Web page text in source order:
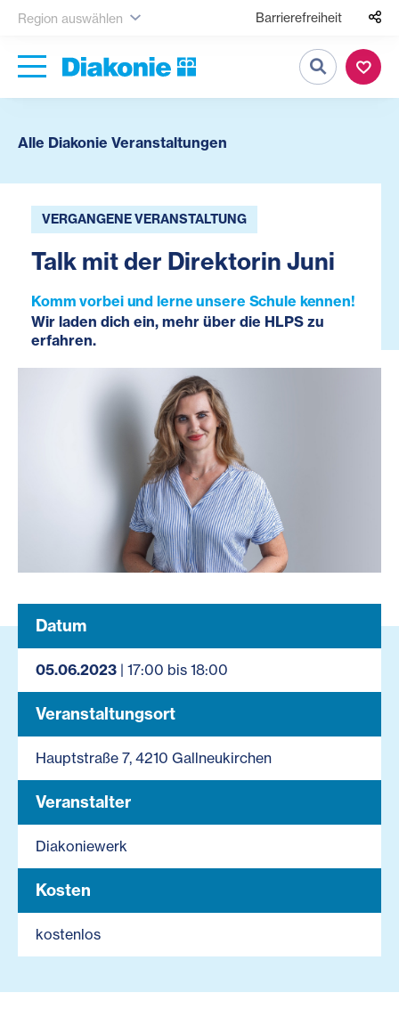
Region auswählen Barrierefreiheit
Suche
Alle Diakonie Veranstaltungen
VERGANGENE VERANSTALTUNG
Talk mit der Direktorin Juni
Komm vorbei und lerne unsere Schule kennen!
Wir laden dich ein, mehr über die HLPS zu
erfahren.
Datum
05.06.2023 | 17:00 bis 18:00
Veranstaltungsort
Hauptstraße 7, 4210 Gallneukirchen
Veranstalter
Diakoniewerk
Kosten
kostenlos